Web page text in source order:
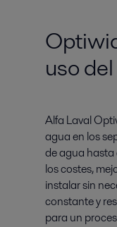
uso
Alfa Laval
agua en los
de agua
los costes,
instalar sin
constante y
para un